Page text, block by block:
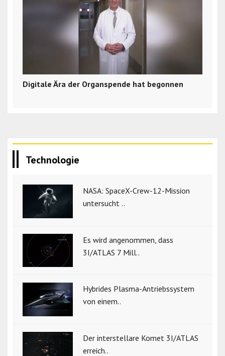
Digitale Ära der Organspende hat begonnen
Technologie
NASA: SpaceX-Crew-12-Mission
untersucht ..
Es wird angenommen, dass
3I/ATLAS 7 Mill..
Hybrides Plasma-Antriebssystem
von einem..
Der interstellare Komet 3I/ATLAS
erreich..